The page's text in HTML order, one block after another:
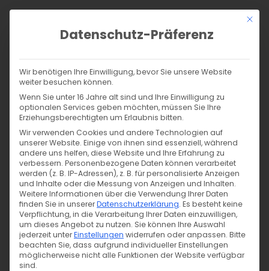
Zum
Products
Start/Shop/Nähen/Wollshop/ Sommersweat/
Kuscheliger Wolle/Seide Bio Sommersweat – marine
Mit
Datenschutz-Präferenz
Wir benötigen Ihre Einwilligung, bevor Sie unsere Website
weiter besuchen können.
Wenn Sie unter 16 Jahre alt sind und Ihre Einwilligung zu
optionalen Services geben möchten, müssen Sie Ihre
Erziehungsberechtigten um Erlaubnis bitten.
Wir verwenden Cookies und andere Technologien auf
unserer Website. Einige von ihnen sind essenziell, während
andere uns helfen, diese Website und Ihre Erfahrung zu
verbessern. Personenbezogene Daten können verarbeitet
werden (z. B. IP-Adressen), z. B. für personalisierte Anzeigen
und Inhalte oder die Messung von Anzeigen und Inhalten.
Weitere Informationen über die Verwendung Ihrer Daten
finden Sie in unsererDatenschutzerklärung. Es besteht keine
Verpflichtung, in die Verarbeitung Ihrer Daten einzuwilligen,
um dieses Angebot zu nutzen. Sie können Ihre Auswahl
jederzeit unterEinstellungen widerrufen oder anpassen. Bitte
beachten Sie, dass aufgrund individueller Einstellungen
möglicherweise nicht alle Funktionen der Website verfügbar
sind.